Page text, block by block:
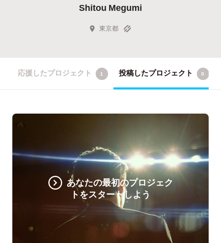
Shitou Megumi
東京都
応援したプロジェクト 1 投稿したプロジェクト 0
あなたの最初のプロジェク
トをスタートしよう